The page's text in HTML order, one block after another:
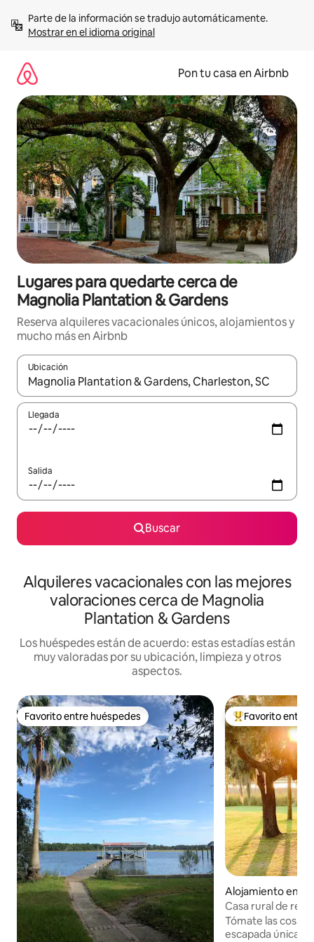
contenidoMostrar en el idioma original
Pon tu casa en Airbnb
Lugares para quedarte cerca de
Magnolia Plantation & Gardens
Reserva alquileres vacacionales únicos, alojamientos y
mucho más en Airbnb
Ubicación
Cuando los resultados estén disponibles, navega con las
Llegada
Salida
Buscar
Alquileres vacacionales con las mejores
valoraciones cerca de Magnolia
Plantation & Gardens
Los huéspedes están de acuerdo: estas estadías están
muy valoradas por su ubicación, limpieza y otros
aspectos.
Favorito entre huéspedes
Favorito entre huéspedes Favorito entre
Favorito entre
Alojamiento en
eston
Casa rural de
frente al agua 2
Tómate las cosas
escapada única y